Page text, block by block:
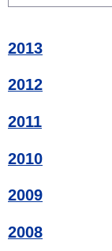
2013
2012
2011
2010
2009
2008